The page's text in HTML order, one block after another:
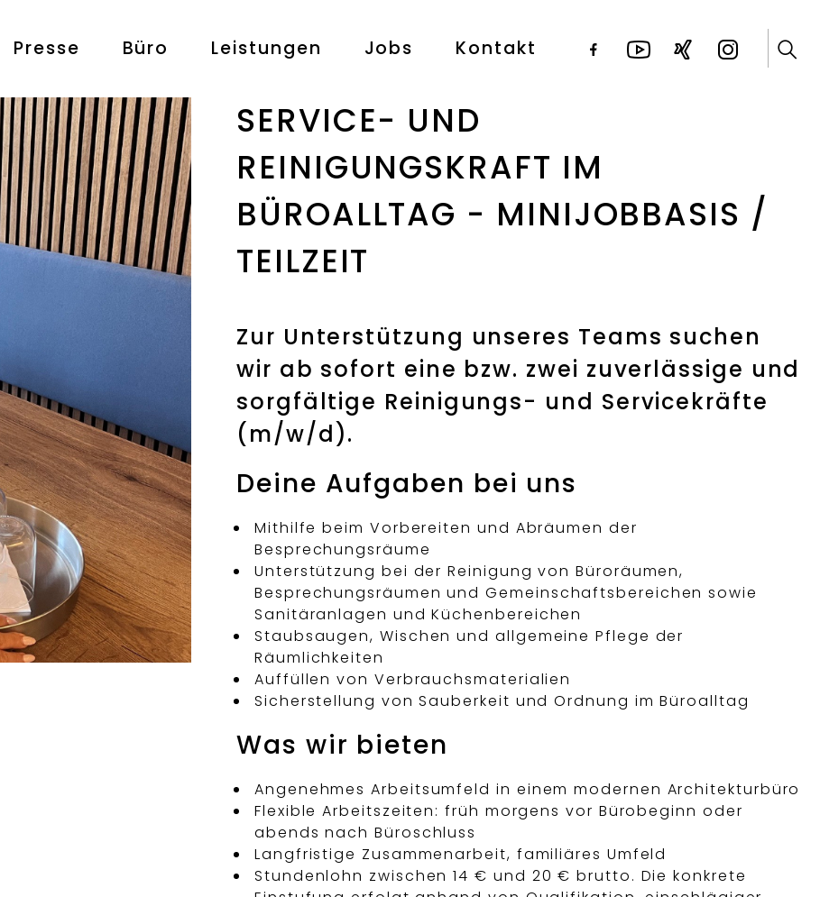
Presse Büro Leistungen Jobs Kontakt
SERVICE- UND
REINIGUNGSKRAFT IM
BÜROALLTAG - MINIJOBBASIS /
TEILZEIT
Zur Unterstützung unseres Teams suchen
wir ab sofort eine bzw. zwei zuverlässige und
sorgfältige Reinigungs- und Servicekräfte
(m/w/d).
Deine Aufgaben bei uns
Mithilfe beim Vorbereiten und Abräumen der
Besprechungsräume
Unterstützung bei der Reinigung von Büroräumen,
Besprechungsräumen und Gemeinschaftsbereichen sowie
Sanitäranlagen und Küchenbereichen
Staubsaugen, Wischen und allgemeine Pflege der
Räumlichkeiten
Auffüllen von Verbrauchsmaterialien
Sicherstellung von Sauberkeit und Ordnung im Büroalltag
Was wir bieten
Angenehmes Arbeitsumfeld in einem modernen Architekturbüro
Flexible Arbeitszeiten: früh morgens vor Bürobeginn oder
abends nach Büroschluss
Langfristige Zusammenarbeit, familiäres Umfeld
Stundenlohn zwischen 14 € und 20 € brutto. Die konkrete